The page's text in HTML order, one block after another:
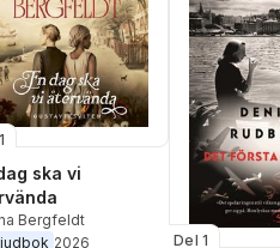
ska vi
Bergfeldt
2026 Del 1